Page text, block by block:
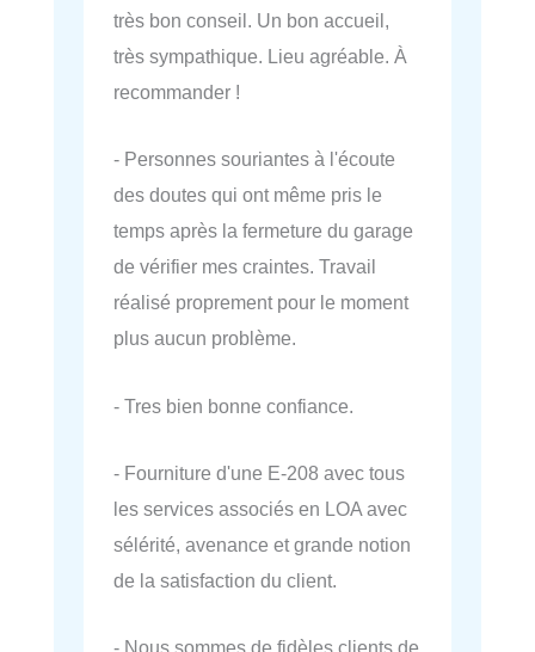
très bon conseil. Un bon accueil,
très sympathique. Lieu agréable. À
recommander !
- Personnes souriantes à l'écoute
des doutes qui ont même pris le
temps après la fermeture du garage
de vérifier mes craintes. Travail
réalisé proprement pour le moment
plus aucun problème.
- Tres bien bonne confiance.
- Fourniture d'une E-208 avec tous
les services associés en LOA avec
sélérité, avenance et grande notion
de la satisfaction du client.
- Nous sommes de fidèles clients de